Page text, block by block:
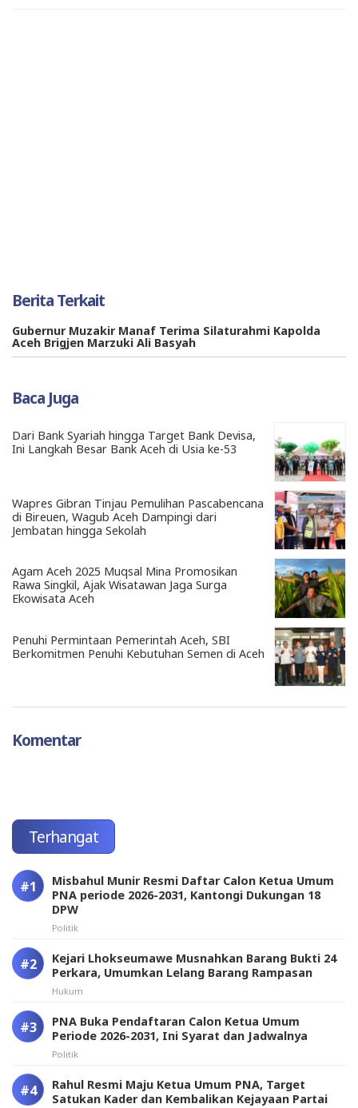
Berita Terkait
Gubernur Muzakir Manaf Terima Silaturahmi Kapolda
Aceh Brigjen Marzuki Ali Basyah
Baca Juga
Dari Bank Syariah hingga Target Bank Devisa,
Ini Langkah Besar Bank Aceh di Usia ke-53
Wapres Gibran Tinjau Pemulihan Pascabencana
di Bireuen, Wagub Aceh Dampingi dari
Jembatan hingga Sekolah
Agam Aceh 2025 Muqsal Mina Promosikan
Rawa Singkil, Ajak Wisatawan Jaga Surga
Ekowisata Aceh
Penuhi Permintaan Pemerintah Aceh, SBI
Berkomitmen Penuhi Kebutuhan Semen di Aceh
Komentar
Terhangat
Misbahul Munir Resmi Daftar Calon Ketua Umum
PNA periode 2026-2031, Kantongi Dukungan 18
DPW
Politik
Kejari Lhokseumawe Musnahkan Barang Bukti 24
Perkara, Umumkan Lelang Barang Rampasan
Hukum
PNA Buka Pendaftaran Calon Ketua Umum
Periode 2026-2031, Ini Syarat dan Jadwalnya
Politik
Rahul Resmi Maju Ketua Umum PNA, Target
Satukan Kader dan Kembalikan Kejayaan Partai